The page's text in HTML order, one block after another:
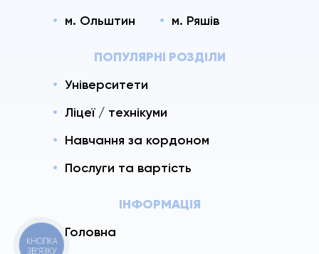
м. Ольштин
м. Ряшів
ПОПУЛЯРНІ РОЗДІЛИ
Університети
Ліцеї / технікуми
Навчання за кордоном
Послуги та вартість
ІНФОРМАЦІЯ
Головна
КНОПКА
ЗВ'ЯЗКУ